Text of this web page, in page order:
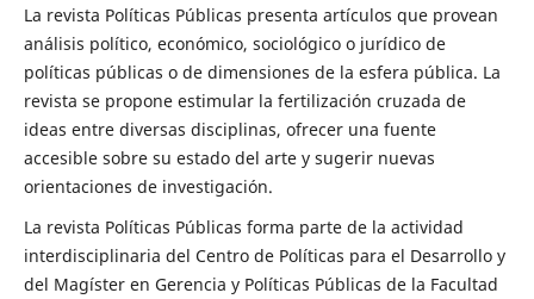
La revista Políticas Públicas presenta artículos que provean
análisis político, económico, sociológico o jurídico de
políticas públicas o de dimensiones de la esfera pública. La
revista se propone estimular la fertilización cruzada de
ideas entre diversas disciplinas, ofrecer una fuente
accesible sobre su estado del arte y sugerir nuevas
orientaciones de investigación.
La revista Políticas Públicas forma parte de la actividad
interdisciplinaria del Centro de Políticas para el Desarrollo y
del Magíster en Gerencia y Políticas Públicas de la Facultad